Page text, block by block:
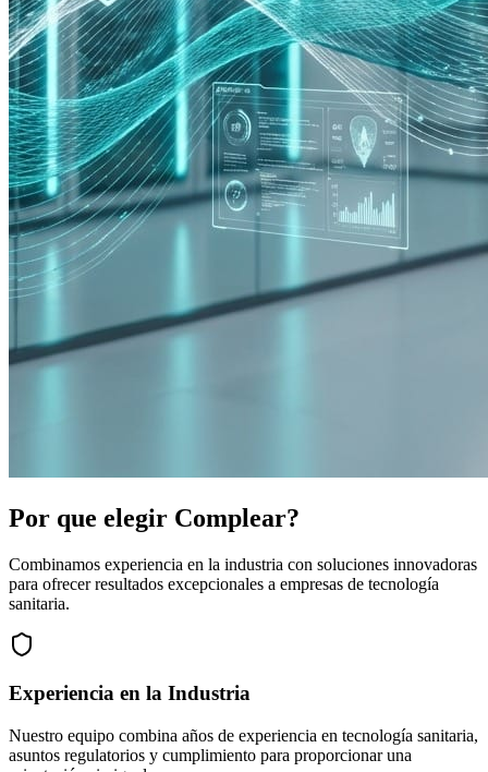
Por que elegir Complear?
Combinamos experiencia en la industria con soluciones innovadoras
para ofrecer resultados excepcionales a empresas de tecnología
sanitaria.
Experiencia en la Industria
Nuestro equipo combina años de experiencia en tecnología sanitaria,
asuntos regulatorios y cumplimiento para proporcionar una